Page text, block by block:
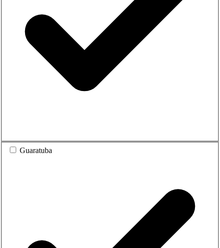
Guaratuba